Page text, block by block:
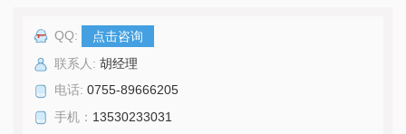
QQ:
点击咨询
联系人: 胡经理
电话: 0755-89666205
手机： 13530233031